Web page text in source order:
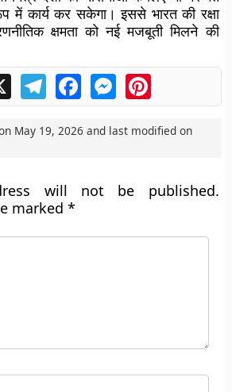
कार्य कर सकेगा। इससे भारत की रक्षा
क्षमता को नई मजबूती मिलने की
X TelegramFacebookMessengerPinterest
May 19, 2026 and last modified on
will not be published.
marked*